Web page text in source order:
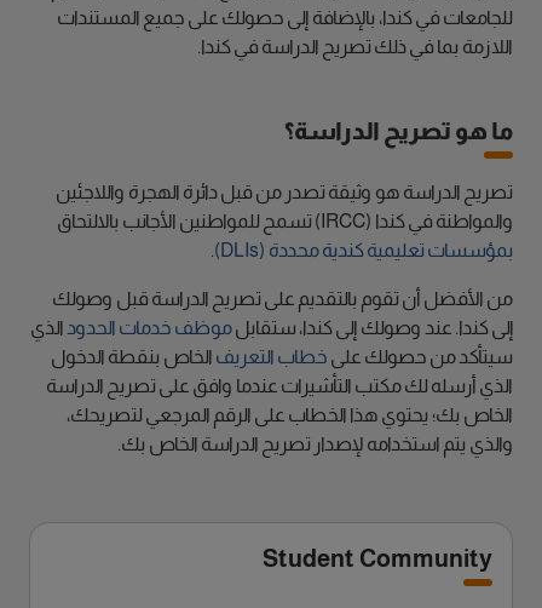
للجامعات في كندا، بالإضافة إلى حصولك على جميع المستندات
اللازمة بما في ذلك تصريح الدراسة في كندا.
ما هو تصريح الدراسة؟
تصريح الدراسة هو وثيقة تصدر من قبل دائرة الهجرة واللاجئين
والمواطنة في كندا (IRCC) تسمح للمواطنين الأجانب بالالتحاق
بمؤسسات تعليمية كندية محددة (DLIs)
من الأفضل أن تقوم بالتقديم على تصريح الدراسة قبل وصولك
إلى كندا. عند وصولك إلى كندا، ستقابلموظف خدمات الحدود الذي
سيتأكد من حصولك على خطاب التعريف الخاص بنقطة الدخول
الذي أرسله لك مكتب التأشيرات عندما وافق على تصريح الدراسة
الخاص بك؛ يحتوي هذا الخطاب على الرقم المرجعي لتصريحك،
والذي يتم استخدامه لإصدار تصريح الدراسة الخاص بك.
Student Community